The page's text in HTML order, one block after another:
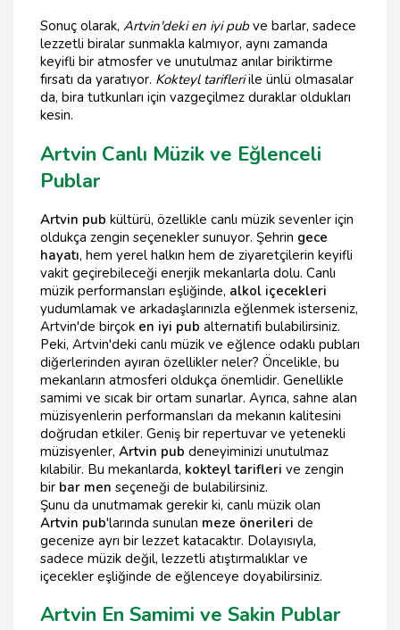
Sonuç olarak, Artvin'deki en iyi pubve barlar, sadece
lezzetli biralar sunmakla kalmıyor, aynı zamanda
keyifli bir atmosfer ve unutulmaz anılar biriktirme
fırsatı da yaratıyor. Kokteyl tarifleriile ünlü olmasalar
da, bira tutkunları için vazgeçilmez duraklar oldukları
kesin.
Artvin Canlı Müzik ve Eğlenceli
Publar
Artvin pub kültürü, özellikle canlı müzik sevenler için
oldukça zengin seçenekler sunuyor. Şehrin gece
hayatı, hem yerel halkın hem de ziyaretçilerin keyifli
vakit geçirebileceği enerjik mekanlarla dolu. Canlı
müzik performansları eşliğinde, alkol içecekleri
yudumlamak ve arkadaşlarınızla eğlenmek isterseniz,
Artvin'de birçok en iyi pub alternatifi bulabilirsiniz.
Peki, Artvin'deki canlı müzik ve eğlence odaklı pubları
diğerlerinden ayıran özellikler neler? Öncelikle, bu
mekanların atmosferi oldukça önemlidir. Genellikle
samimi ve sıcak bir ortam sunarlar. Ayrıca, sahne alan
müzisyenlerin performansları da mekanın kalitesini
doğrudan etkiler. Geniş bir repertuvar ve yetenekli
müzisyenler, Artvin pub deneyiminizi unutulmaz
kılabilir. Bu mekanlarda, kokteyl tarifleri ve zengin
bir bar men seçeneği de bulabilirsiniz.
Şunu da unutmamak gerekir ki, canlı müzik olan
Artvin pub'larında sunulan meze önerileri de
gecenize ayrı bir lezzet katacaktır. Dolayısıyla,
sadece müzik değil, lezzetli atıştırmalıklar ve
içecekler eşliğinde de eğlenceye doyabilirsiniz.
Artvin En Samimi ve Sakin Publar